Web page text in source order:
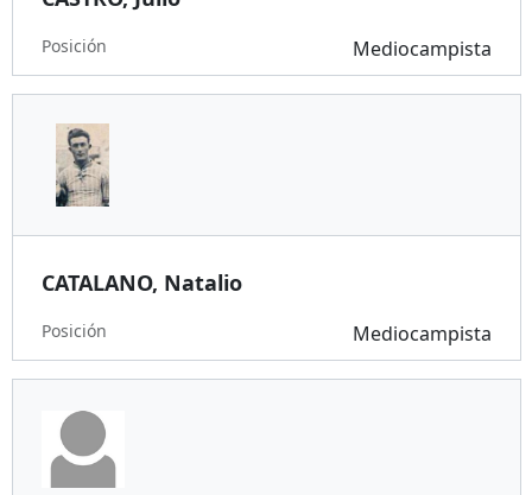
Posición Mediocampista
CATALANO, Natalio
Posición Mediocampista